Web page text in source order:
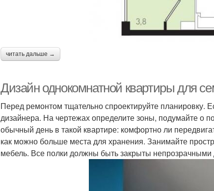
читать дальше →
Дизайн однокомнатной квартиры для
Перед ремонтом тщательно спроектируйте планировку.
дизайнера. На чертежах определите зоны, подумайте о
обычный день в такой квартире: комфортно ли
как можно больше места для хранения. Занимайте
мебель. Все полки должны быть закрыты